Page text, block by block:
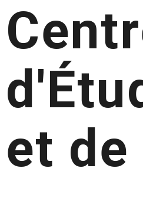
et